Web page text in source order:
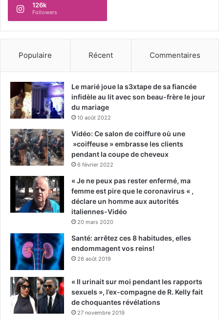
126k
Followers
Populaire Récent Commentaires
Le marié joue la s3xtape de sa fiancée
infidèle au lit avec son beau-frère le jour
du mariage
10 août 2022
Vidéo: Ce salon de coiffure où une
»coiffeuse » embrasse les clients
pendant la coupe de cheveux
6 février 2022
« Je ne peux pas rester enfermé, ma
femme est pire que le coronavirus « ,
déclare un homme aux autorités
italiennes-Vidéo
20 mars 2020
Santé: arrêtez ces 8 habitudes, elles
endommagent vos reins!
26 août 2019
« Il urinait sur moi pendant les rapports
sexuels », l’ex-compagne de R. Kelly fait
de choquantes révélations
27 novembre 2019